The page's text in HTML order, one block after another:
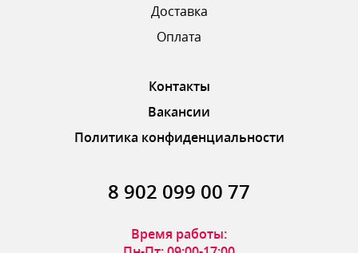
ОТПРАВИТЬ ОТЗЫВ
Доставка
Оплата
Контакты
Вакансии
Политика конфиденциальности
8 902 099 00 77
Время работы: